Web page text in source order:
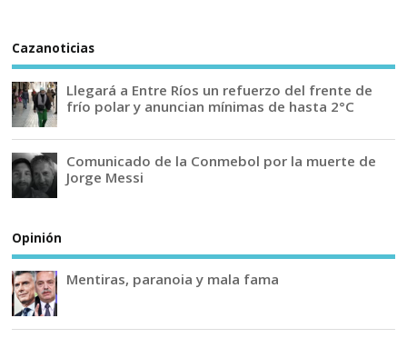
Cazanoticias
Llegará a Entre Ríos un refuerzo del frente de
frío polar y anuncian mínimas de hasta 2°C
Comunicado de la Conmebol por la muerte de
Jorge Messi
Opinión
Mentiras, paranoia y mala fama